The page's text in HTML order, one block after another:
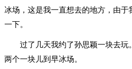
冰场，这是我一直想去的地方，由于
一下。
过了几天我约了孙思颖一块去玩
两个一块儿到早冰场。